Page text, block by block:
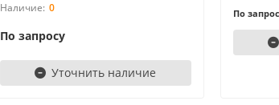
0
По запросу
Уточнить наличие
По